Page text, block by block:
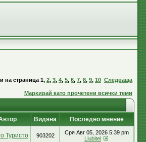
на страница 1, 2, 3, 4, 5, 6, 7, 8, 9, 10 Следваща
Маркирай като прочетени всички теми
Видяна
Последно мнение
Туристо 903202
Сря Авг 05, 2026 5:39 pm
Liubitel